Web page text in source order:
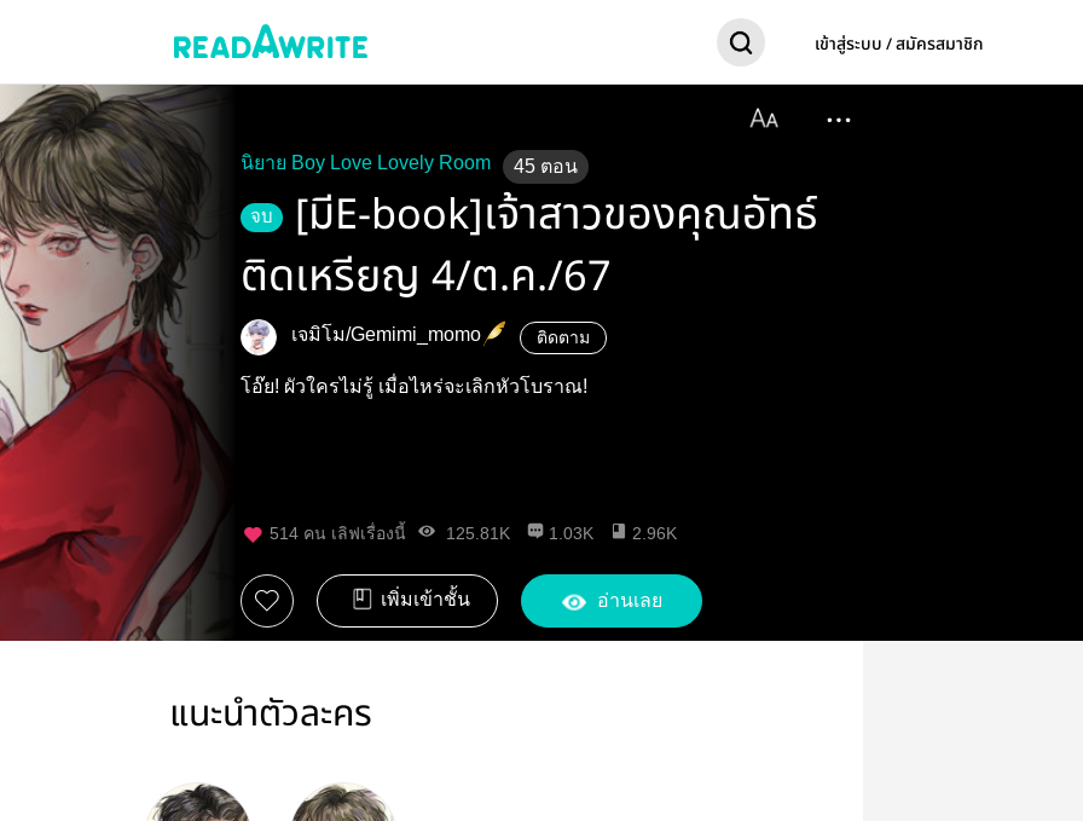
เข้าสู่ระบบ / สมัครสมาชิก
นิยาย Boy Love Lovely Room 45 ตอน
จบ
[มีE-book]เจ้าสาวของคุณอัทธ์
ติดเหรียญ 4/ต.ค./67
เจมิโม/Gemimi_momo ติดตาม
โอ๊ย! ผัวใครไม่รู้ เมื่อไหร่จะเลิกหัวโบราณ!
514 คน เลิฟเรื่องนี้ 125.81K 1.03K 2.96K
เพิ่มเข้าชั้น อ่านเลย
แนะนำตัวละคร